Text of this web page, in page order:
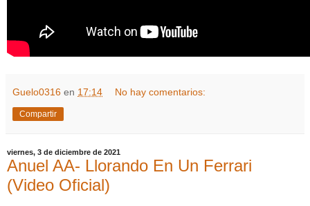
Guelo0316 en 17:14 No hay comentarios:
Compartir
viernes, 3 de diciembre de 2021
Anuel AA- Llorando En Un Ferrari
(Video Oficial)